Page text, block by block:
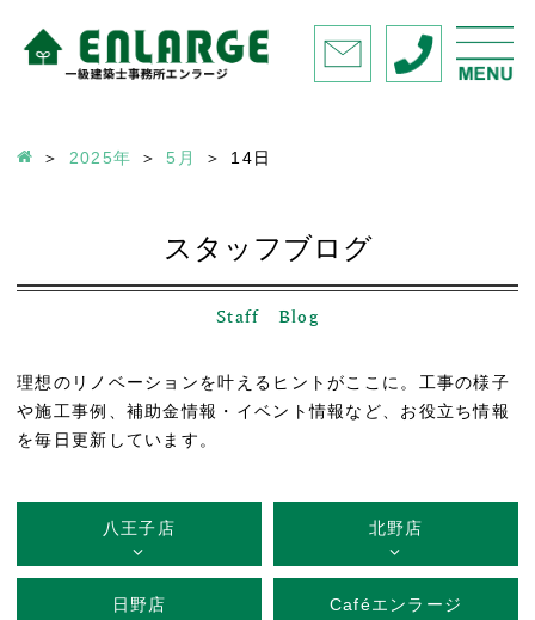
2025年 5月 14日
スタッフブログ
Staff Blog
理想のリノベーションを叶えるヒントがここに。工事の様子
や施工事例、補助金情報・イベント情報など、お役立ち情報
を毎日更新しています。
八王子店 北野店
日野店 Caféエンラージ